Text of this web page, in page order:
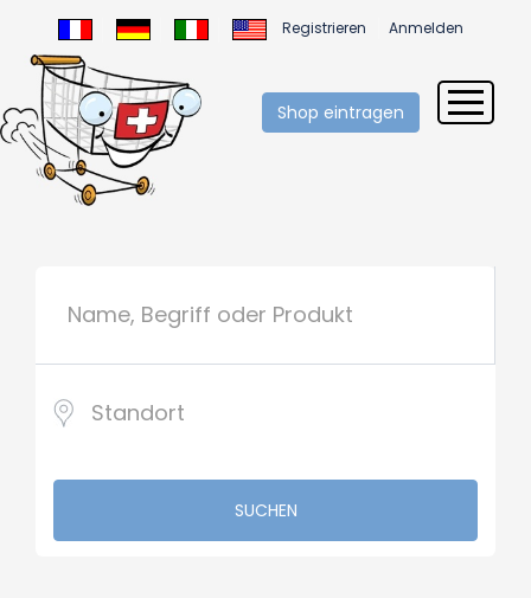
Registrieren Anmelden
Shop eintragen
SUCHEN